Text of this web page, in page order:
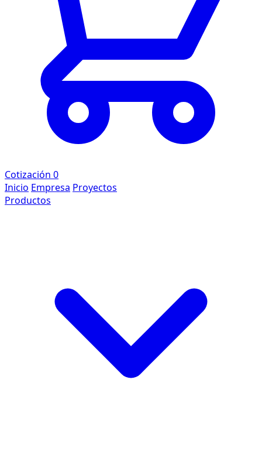
Cotización 0
Inicio Empresa Proyectos
Productos